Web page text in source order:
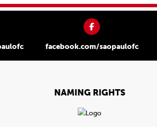
facebook.com/saopaulofc
NAMING RIGHTS